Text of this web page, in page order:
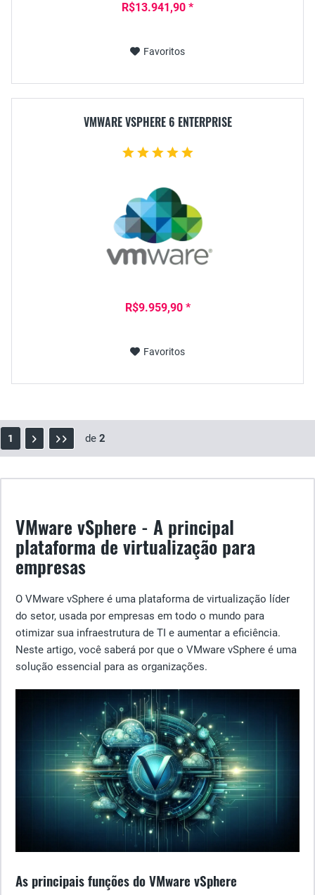
R$13.941,90 *
Favoritos
VMWARE VSPHERE 6 ENTERPRISE
R$9.959,90 *
Favoritos
1 de 2
VMware vSphere - A principal
plataforma de virtualização para
empresas
O VMware vSphere é uma plataforma de virtualização líder
do setor, usada por empresas em todo o mundo para
otimizar sua infraestrutura de TI e aumentar a eficiência.
Neste artigo, você saberá por que o VMware vSphere é uma
solução essencial para as organizações.
As principais funções do VMware vSphere